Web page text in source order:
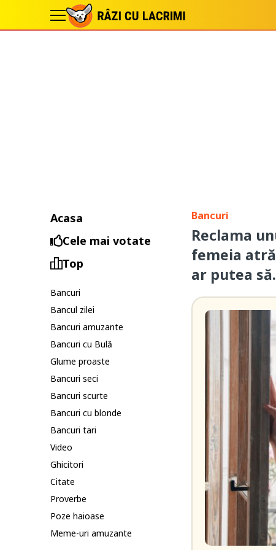
Acasa
Cele mai votate
Top
Bancuri
Bancul zilei
Bancuri amuzante
Bancuri cu Bulă
Glume proaste
Bancuri seci
Bancuri scurte
Bancuri cu blonde
Bancuri tari
Video
Ghicitori
Citate
Proverbe
Poze haioase
Meme-uri amuzante
Bancuri
Reclama
femeia
ar putea